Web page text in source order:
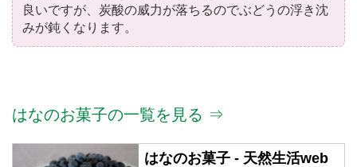
良いですが、炭酸の威力が落ちるのでぶどうの浮き沈
みが鈍くなります。
はなのお菓子の一覧を見る ⇒
はなのお菓子 - 天然生活web